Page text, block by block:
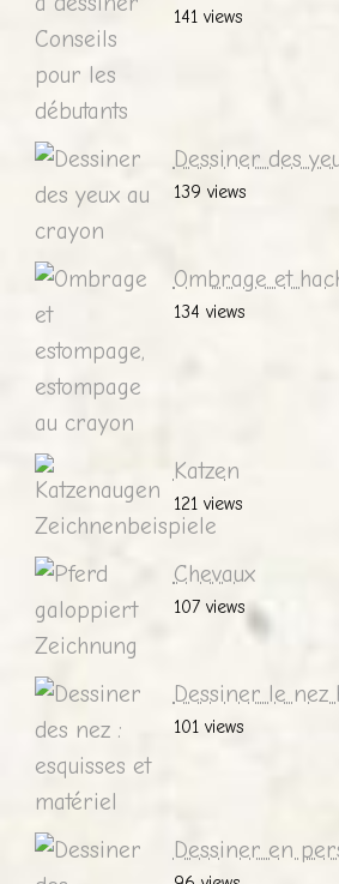
141 views
Dessiner des
139 views
Ombrage et
134 views
Katzen
121 views
Chevaux
107 views
Dessiner le nez
101 views
Dessiner en